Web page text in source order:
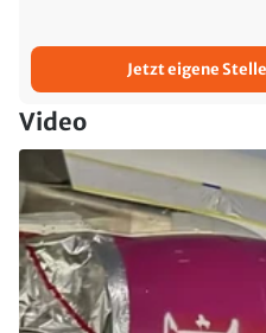
Jetzt eigene
Video